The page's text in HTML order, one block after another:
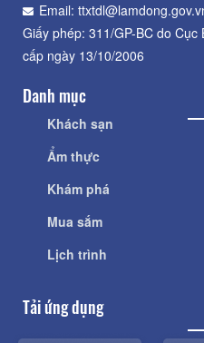
Email:
Giấy phép: 311/GP-BC do
cấp ngày 13/10/2006
Danh mục
Khách sạn
Ẩm thực
Khám phá
Mua sắm
Lịch trình
Tải ứng dụng